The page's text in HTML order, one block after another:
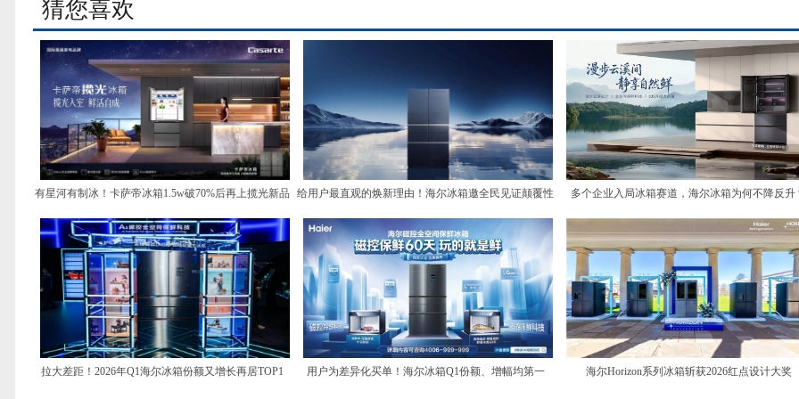
猜您喜欢
有星河有制冰！卡萨帝冰箱1.5w破70%后再上揽光新品 给用户最直观的焕新理由！海尔冰箱邀全民见证颠覆性
保鲜体验
多个企业入局冰箱赛道，海尔冰箱为何不降反升
拉大差距！2026年Q1海尔冰箱份额又增长再居TOP1 用户为差异化买单！海尔冰箱Q1份额、增幅均第一 海尔Horizon系列冰箱斩获2026红点设计大奖